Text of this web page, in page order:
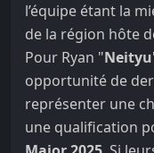
l’équipe étant la
de la région hôte
Pour Ryan "Neityu
opportunité de
représenter une
une qualification